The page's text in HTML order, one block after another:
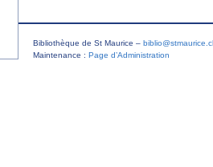
Bibliothèque de St Maurice –
Maintenance : Page d’Administration